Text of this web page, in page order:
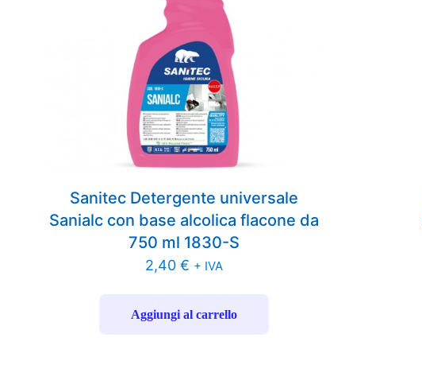
Sanitec Detergente universale
Sanialc con base alcolica flacone da
750 ml 1830-S
2,40 € + IVA
Aggiungi al carrello